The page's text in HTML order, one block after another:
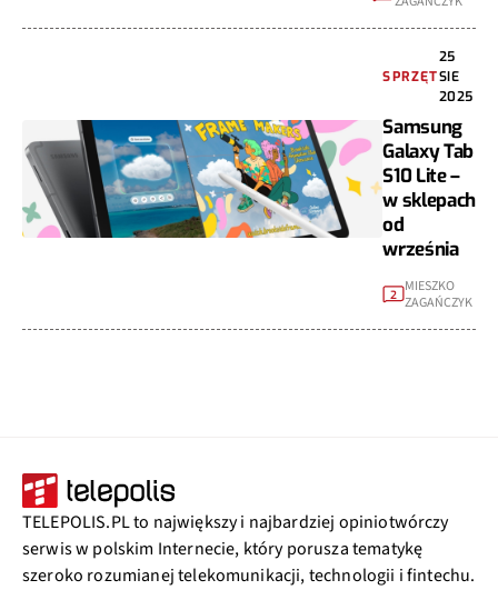
SPRZĘT
25
SIE
2025
Samsung
Galaxy Tab
S10 Lite –
w sklepach
od
września
2
MIESZKO
ZAGAŃCZYK
TELEPOLIS.PL to największy i najbardziej opiniotwórczy
serwis w polskim Internecie, który porusza tematykę
szeroko rozumianej telekomunikacji, technologii i fintechu.